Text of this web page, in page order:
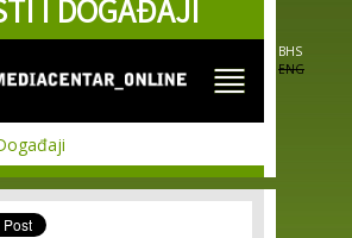
toI DOGAĐAJI
BHS
ENG